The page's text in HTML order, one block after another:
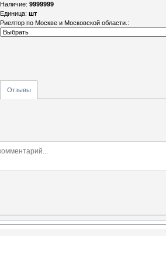
Наличие: 9999999
Единица: шт
Риелтор по Москве и Московской области.:
Отзывы